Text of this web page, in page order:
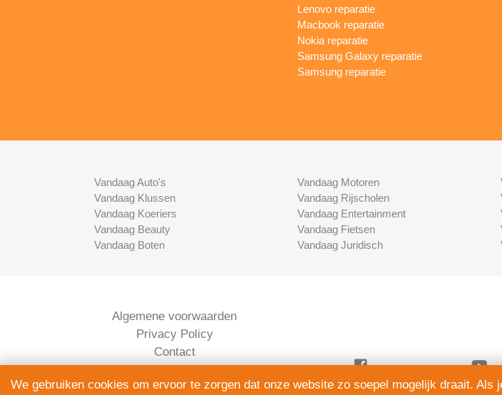
Lenovo reparatie
Macbook reparatie
Nokia reparatie
Samsung Galaxy reparatie
Samsung reparatie
Vandaag Auto's
Vandaag Klussen
Vandaag Koeriers
Vandaag Beauty
Vandaag Boten
Vandaag Motoren
Vandaag Rijscholen
Vandaag Entertainment
Vandaag Fietsen
Vandaag Juridisch
Algemene voorwaarden
Privacy Policy
Contact
We gebruiken cookies om ervoor te zorgen dat onze website zo soepel mogelijk draait.